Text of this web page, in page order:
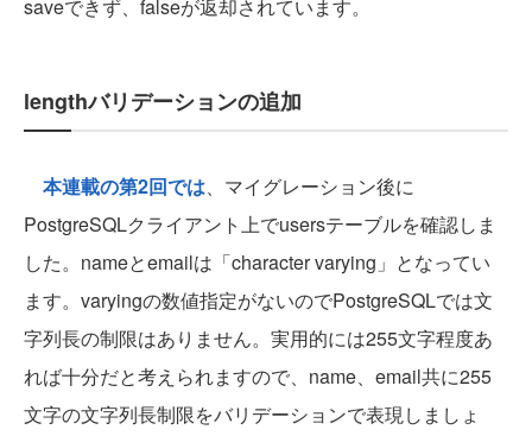
saveできず、falseが返却されています。
lengthバリデーションの追加
本連載の第2回では、マイグレーション後に
PostgreSQLクライアント上でusersテーブルを確認しま
した。nameとemailは「character varying」となってい
ます。varyingの数値指定がないのでPostgreSQLでは文
字列長の制限はありません。実用的には255文字程度あ
れば十分だと考えられますので、name、email共に255
文字の文字列長制限をバリデーションで表現しましょ